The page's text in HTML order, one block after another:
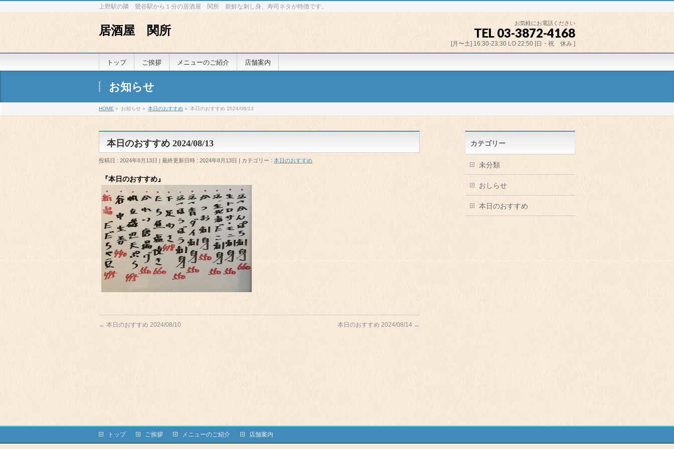
上野駅の隣 鶯谷駅から１分の居酒屋 関所 新鮮な刺し身、寿司ネタが特徴です。
居酒屋 関所
お気軽にお電話ください
TEL 03-3872-4168
[月〜土] 16:30-23:30 LO 22:50 [日・祝 休み ]
トップ ご挨拶 メニューのご紹介 店舗案内
お知らせ
HOME » お知らせ » 本日のおすすめ » 本日のおすすめ 2024/08/13
本日のおすすめ 2024/08/13
投稿日 : 2024年8月13日 最終更新日時 : 2024年8月13日 カテゴリー : 本日のおすすめ
『本日のおすすめ』
← 本日のおすすめ 2024/08/10 本日のおすすめ 2024/08/14 →
カテゴリー
未分類
おしらせ
本日のおすすめ
トップ ご挨拶 メニューのご紹介 店舗案内